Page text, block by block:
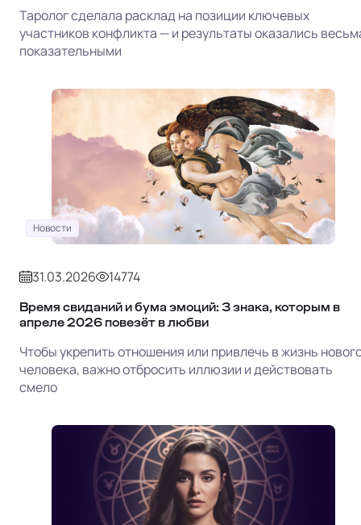
Таролог сделала расклад на позиции ключевых
участников конфликта — и результаты оказались
показательными
Новости
31.03.2026 14774
Время свиданий и бума эмоций: 3 знака, которым в
апреле 2026 повезёт в любви
Чтобы укрепить отношения или привлечь в жизнь
человека, важно отбросить иллюзии и действовать
смело